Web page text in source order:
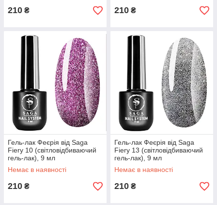
210 ₴ 210 ₴
Гель-лак Феєрія від Saga
Fiery 10 (світловідбиваючий
гель-лак), 9 мл
Немає в наявності
210 ₴
Гель-лак Феєрія від Saga
Fiery 13 (світловідбиваючий
гель-лак), 9 мл
Немає в наявності
210 ₴